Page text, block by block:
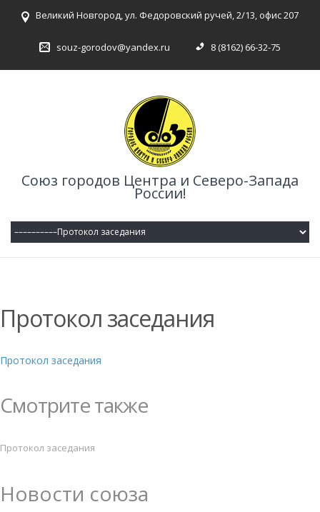
Великий Новгород, ул. Федоровский ручей, 2/13, офис 207
souz-gorodov@yandex.ru 8 (8162) 66-32-75
Союз городов Центра и Северо-Запада
России!
Протокол заседания
Протокол заседания
Смотрите также
Протокол заседания
Новости союза